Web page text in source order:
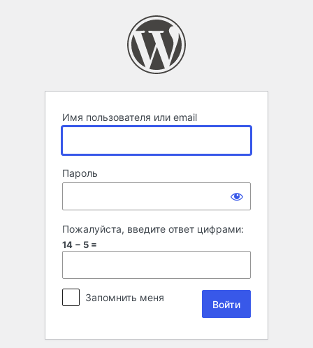
Имя пользователя или email
Пароль
Пожалуйста, введите ответ цифрами:
14 − 5 =
Запомнить меня